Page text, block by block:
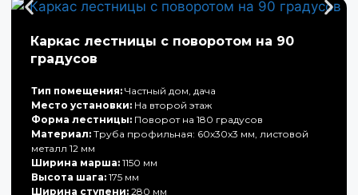
Каркас лестницы с поворотом на 90
градусов
Тип помещения: Частный дом, дача
Место установки: На второй этаж
Форма лестницы: Поворот на 180 градусов
Материал: Труба профильная: 60х30х3 мм, листовой
металл 12 мм
Ширина марша: 1150 мм
Высота шага: 175 мм
Ширина ступени: 280 мм